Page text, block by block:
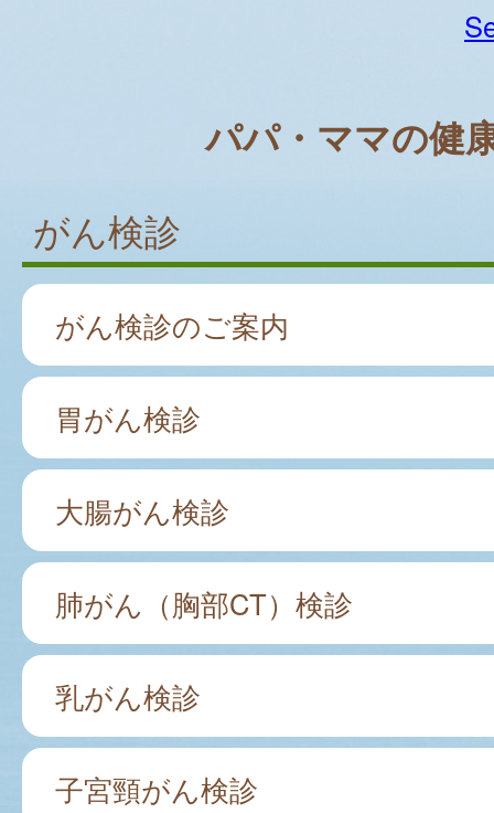
パパ・ママの健
がん検診
がん検診のご案内
胃がん検診
大腸がん検診
肺がん（胸部CT）検診
乳がん検診
子宮頸がん検診